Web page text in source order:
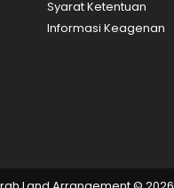
Syarat Ketentuan
Informasi Keagenan